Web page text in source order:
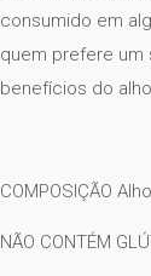
consumido em
quem prefere um
benefícios do
COMPOSIÇÃO
NÃO CONTÉM